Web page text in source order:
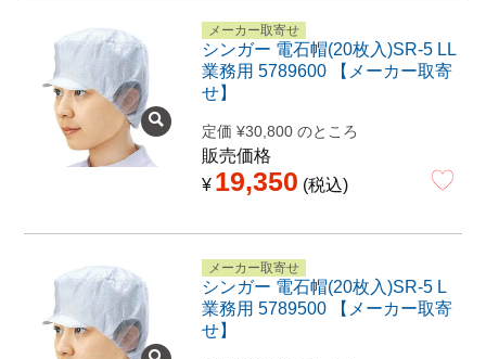
メーカー取寄せ
シンガー 電石帽(20枚入)SR-5 LL
業務用 5789600 【メーカー取寄
せ】
定価 ¥30,800 のところ
販売価格
¥ 19,350 税込
メーカー取寄せ
シンガー 電石帽(20枚入)SR-5 L
業務用 5789500 【メーカー取寄
せ】